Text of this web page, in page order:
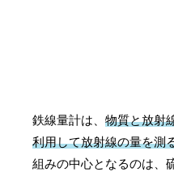
鉄線量計は、物質と放射
利用して放射線の量を測
組みの中心となるのは、